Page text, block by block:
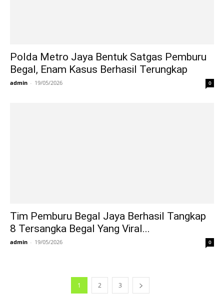
Polda Metro Jaya Bentuk Satgas Pemburu
Begal, Enam Kasus Berhasil Terungkap
admin - 19/05/2026 0
Tim Pemburu Begal Jaya Berhasil Tangkap
8 Tersangka Begal Yang Viral...
admin - 19/05/2026 0
1 2 3